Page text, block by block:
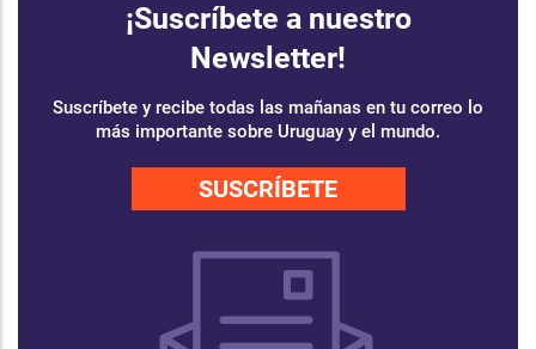
¡Suscríbete a nuestro
Newsletter!
Suscríbete y recibe todas las mañanas en tu correo lo
más importante sobre Uruguay y el mundo.
SUSCRÍBETE